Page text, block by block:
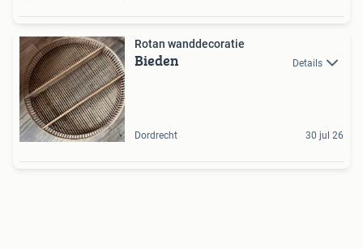
Rotan wanddecoratie
Bieden Details
Dordrecht 30 jul 26